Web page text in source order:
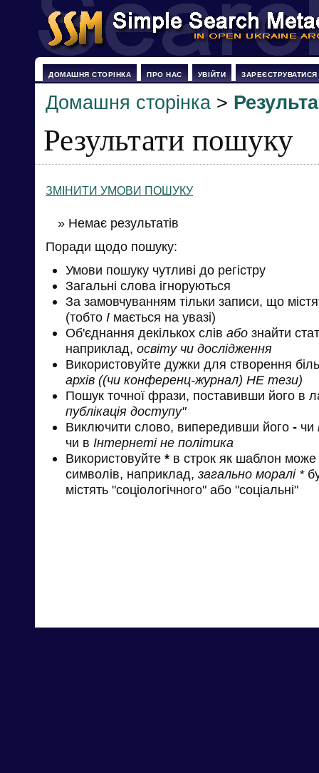
ДОМАШНЯ СТОРІНКА ПРО НАС УВІЙТИ ЗАРЕЄСТРУВАТИСЯ
Домашня сторінка >
Результати пошуку
ЗМІНИТИ УМОВИ ПОШУКУ
» Немає результатів
Поради щодо пошуку:
Умови пошуку чутливі до регістру
Загальні слова ігноруються
За замовчуванням тільки записи, що
(тобто І мається на увазі)
Об'єднання декількох слів або знайти
наприклад, освіту чи дослідження
Використовуйте дужки для створення
архів ((чи конференц-журнал) НЕ тези)
Пошук точної фрази, поставивши його в
публікація доступу"
Виключити слово, випередивши його - чи
чи в Інтернеті не політика
Використовуйте * в строк як шаблон може
символів, наприклад, загально моралі *
містять "соціологічного" або "соціальні"